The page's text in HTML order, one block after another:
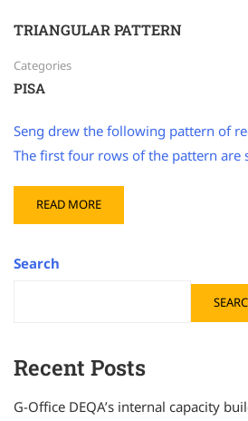
TRIANGULAR PATTERN
Categories
PISA
Seng drew the following pattern of
The first four rows of the pattern are
READ MORE
Search
Recent Posts
G-Office DEQA’s internal capacity